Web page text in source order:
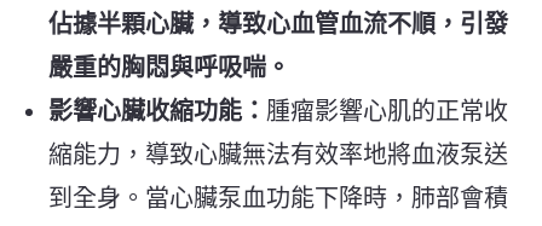
佔據半顆心臟，導致心血管血流不順，引發
嚴重的胸悶與呼吸喘。
影響心臟收縮功能： 腫瘤影響心肌的正常收
縮能力，導致心臟無法有效率地將血液泵送
到全身。當心臟泵血功能下降時，肺部會積